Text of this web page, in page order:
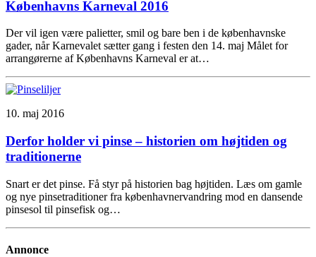
Københavns Karneval 2016
Der vil igen være palietter, smil og bare ben i de københavnske
gader, når Karnevalet sætter gang i festen den 14. maj Målet for
arrangørerne af Københavns Karneval er at…
10. maj 2016
Derfor holder vi pinse – historien om højtiden og
traditionerne
Snart er det pinse. Få styr på historien bag højtiden. Læs om gamle
og nye pinsetraditioner fra københavnervandring mod en dansende
pinsesol til pinsefisk og…
Annonce